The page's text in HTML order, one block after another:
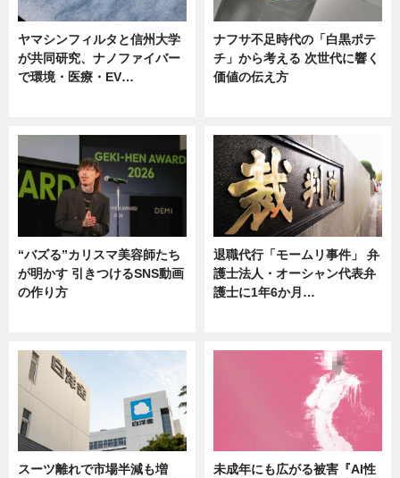
ヤマシンフィルタと信州大学
が共同研究、ナノファイバー
で環境・医療・EV…
ナフサ不足時代の「白黒ポテ
チ」から考える 次世代に響く
価値の伝え方
“バズる”カリスマ美容師たち
が明かす 引きつけるSNS動画
の作り方
退職代行「モームリ事件」 弁
護士法人・オーシャン代表弁
護士に1年6か月…
スーツ離れで市場半減も増
未成年にも広がる被害『AI性